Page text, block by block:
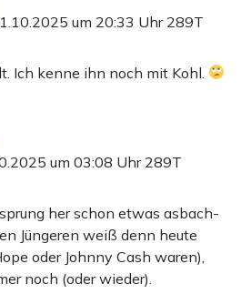
um 20:33 Uhr 289T
Ich kenne ihn noch mit Kohl.
um 03:08 Uhr 289T
her schon etwas asbach-
Jüngeren weiß denn heute
oder Johnny Cash waren),
noch (oder wieder).